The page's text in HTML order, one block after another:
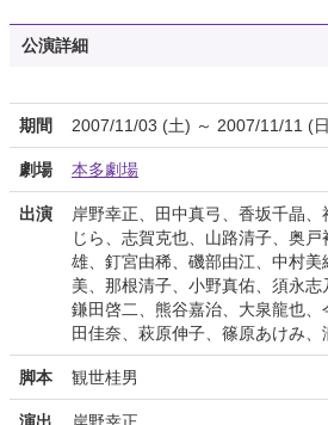
公演詳細
期間 2007/11/03 (土) ～ 2007/11/11 (
劇場 本多劇場
出演
岸野幸正、田中真弓、香坂千晶、
じら、志賀克也、山路清子、奥
雄、釘宮由稀、磯部由江、中村
美、那根清子、小野真佑、須永志
鎌田啓二、熊谷嘉治、大泉龍也
田佳奈、萩原伸子、篠原あけみ
脚本 観世桂男